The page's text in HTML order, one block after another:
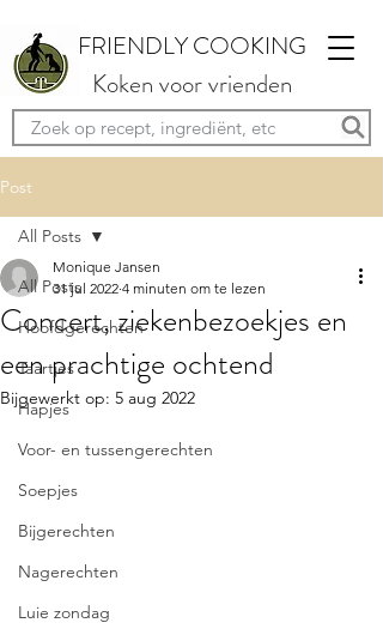
FRIENDLY COOKING
Koken voor vrienden
Post
All Posts
Hoofdgerechten
Taartjes
Hapjes
Voor- en tussengerechten
Soepjes
Bijgerechten
Nagerechten
Luie zondag
All Posts
Concert, ziekenbezoekjes en
een prachtige ochtend
Monique Jansen
31 jul 2022 4 minuten om te lezen
Bijgewerkt op: 5 aug 2022